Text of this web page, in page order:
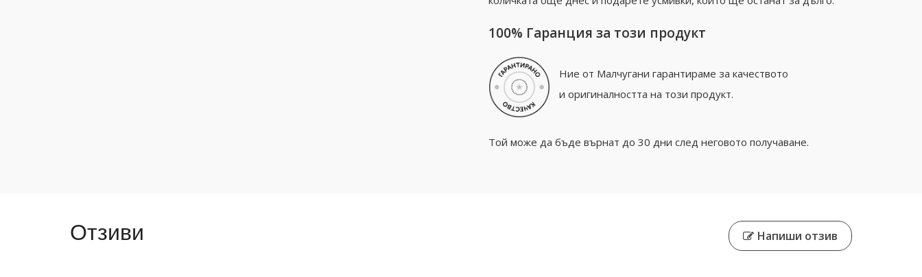
100% Гаранция за този продукт
Ние от Малчугани гарантираме за качеството
и оригиналността на този продукт.
Той може да бъде върнат до 30 дни след неговото получаване.
Отзиви Напиши отзив